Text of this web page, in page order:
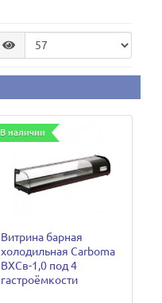
В наличии
Витрина барная
холодильная Carboma
ВХСв-1,0 под 4
гастроёмкости